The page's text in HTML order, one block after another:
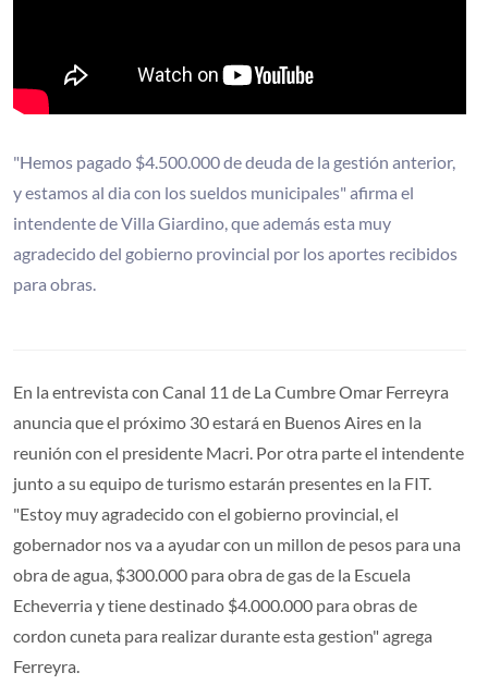
"Hemos pagado $4.500.000 de deuda de la gestión anterior,
y estamos al dia con los sueldos municipales" afirma el
intendente de Villa Giardino, que además esta muy
agradecido del gobierno provincial por los aportes recibidos
para obras.
En la entrevista con Canal 11 de La Cumbre Omar Ferreyra
anuncia que el próximo 30 estará en Buenos Aires en la
reunión con el presidente Macri. Por otra parte el intendente
junto a su equipo de turismo estarán presentes en la FIT.
"Estoy muy agradecido con el gobierno provincial, el
gobernador nos va a ayudar con un millon de pesos para una
obra de agua, $300.000 para obra de gas de la Escuela
Echeverria y tiene destinado $4.000.000 para obras de
cordon cuneta para realizar durante esta gestion" agrega
Ferreyra.